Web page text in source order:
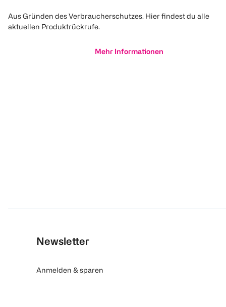
Aus Gründen des Verbraucherschutzes. Hier findest du alle
aktuellen Produktrückrufe.
Mehr Informationen
Newsletter
Anmelden & sparen